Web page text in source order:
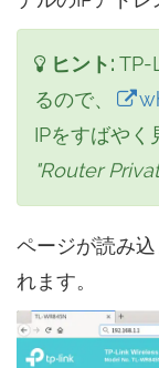
ヒント: TP-
るので、
IPをすばやく
"Router
ページが読み
れます。